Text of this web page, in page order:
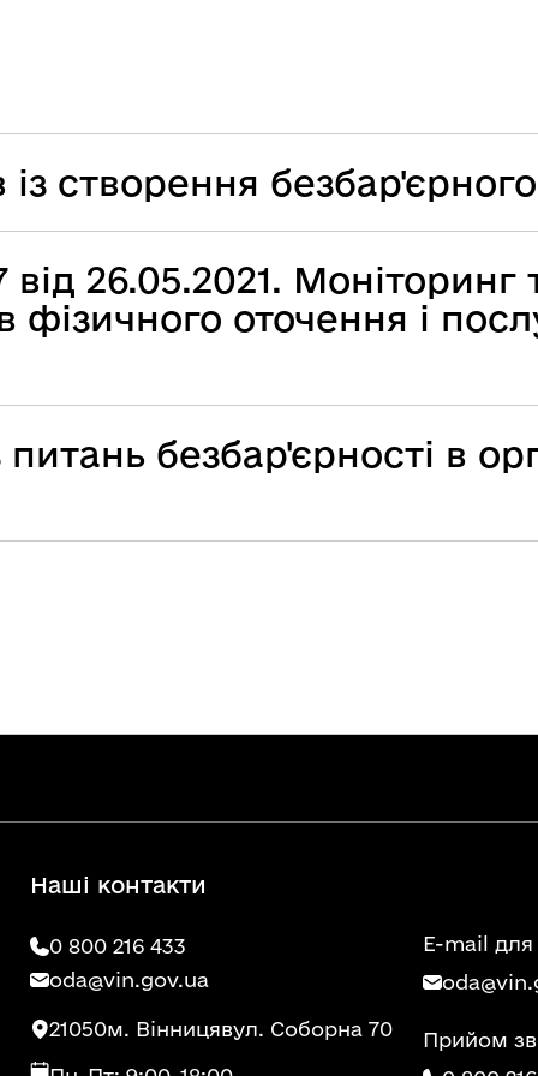
із створення
26.05.2021. Моніторинг
фізичного оточення і
питань безбар'єрності в
Наші контакти
0 800 216 433
oda@vin.gov.ua
21050м. Вінницявул. Соборна 70
E-mail
Прийом